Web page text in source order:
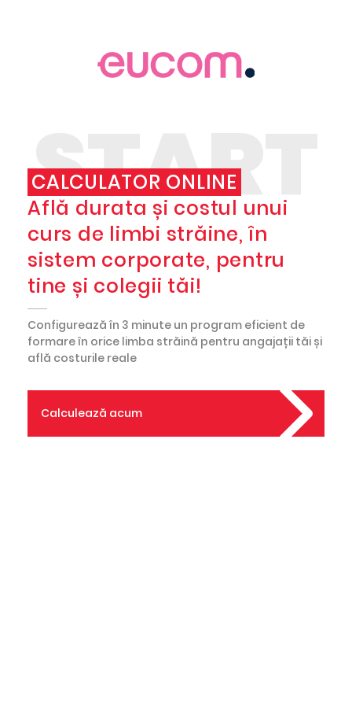
START
CALCULATOR ONLINE
Află durata și costul unui
curs de limbi străine, în
sistem corporate, pentru
tine și colegii tăi!
Configurează în 3 minute un program eficient de
formare în orice limba străină pentru angajații tăi și
află costurile reale
Calculează acum